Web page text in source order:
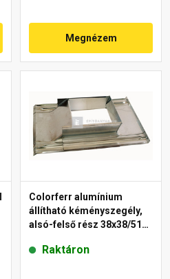
Megnézem
Colorferr alumínium
állítható kéményszegély,
alsó-felső rész 38x38/51
Raktáron